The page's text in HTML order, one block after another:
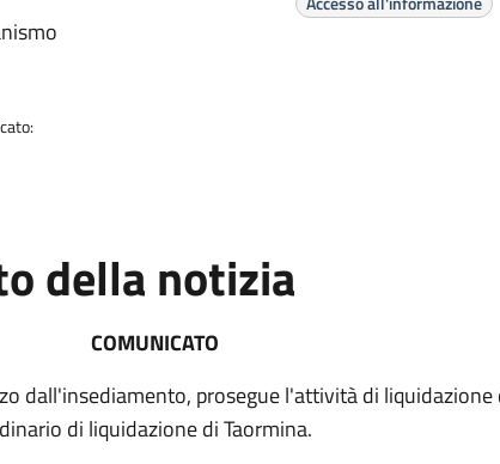
della notizia
COMUNICATO
dall'insediamento, prosegue l'attività di liquidazione
di liquidazione di Taormina.